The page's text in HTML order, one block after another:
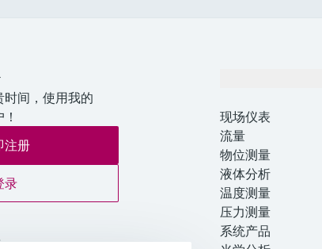
间，使用我的
注册
录
现场仪表
流量
物位测量
液体分析
温度测量
压力测量
系统产品